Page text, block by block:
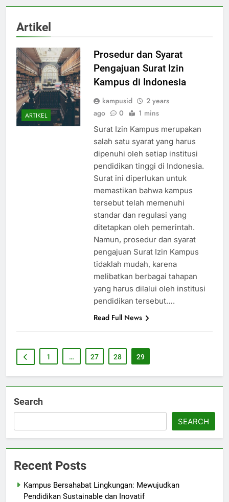
Artikel
ARTIKEL
Prosedur dan Syarat
Pengajuan Surat Izin
Kampus di Indonesia
kampusid
2 years
ago
0 1 mins
Surat Izin Kampus merupakan
salah satu syarat yang harus
dipenuhi oleh setiap institusi
pendidikan tinggi di Indonesia.
Surat ini diperlukan untuk
memastikan bahwa kampus
tersebut telah memenuhi
standar dan regulasi yang
ditetapkan oleh pemerintah.
Namun, prosedur dan syarat
pengajuan Surat Izin Kampus
tidaklah mudah, karena
melibatkan berbagai tahapan
yang harus dilalui oleh institusi
pendidikan tersebut….
Read Full News
1 … 27 28 29
Search
SEARCH
Recent Posts
Kampus Bersahabat Lingkungan: Mewujudkan
Pendidikan Sustainable dan Inovatif